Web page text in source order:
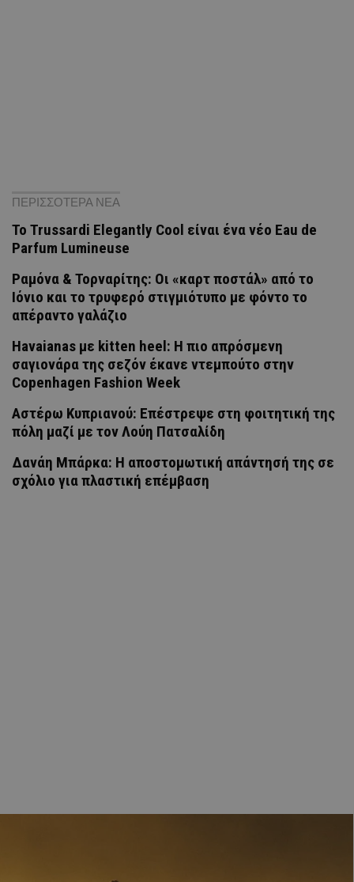
ΠΕΡΙΣΣΟΤΕΡΑ ΝΕΑ
Το Trussardi Elegantly Cool είναι ένα νέο Eau de
Parfum Lumineuse
Ραμόνα & Τορναρίτης: Οι «καρτ ποστάλ» από το
Ιόνιο και το τρυφερό στιγμιότυπο με φόντο το
απέραντο γαλάζιο
Havaianas με kitten heel: Η πιο απρόσμενη
σαγιονάρα της σεζόν έκανε ντεμπούτο στην
Copenhagen Fashion Week
Αστέρω Κυπριανού: Επέστρεψε στη φοιτητική της
πόλη μαζί με τον Λούη Πατσαλίδη
Δανάη Μπάρκα: Η αποστομωτική απάντησή της σε
σχόλιο για πλαστική επέμβαση